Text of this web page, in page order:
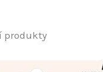
produkty